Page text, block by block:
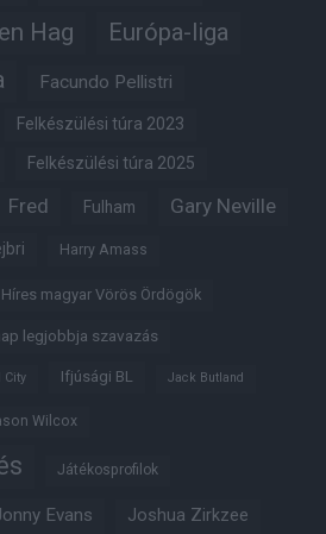
Hag Európa-liga
Facundo Pellistri
Felkészülési túra 2023
Felkészülési túra 2025
Fred Fulham Gary Neville
Harry Amass
Híres magyar Vörös Ördögök
legjobbja szavazás
City Ifjúsági BL Jack Butland
Wilcox
Játékosprofilok
Evans Joshua Zirkzee